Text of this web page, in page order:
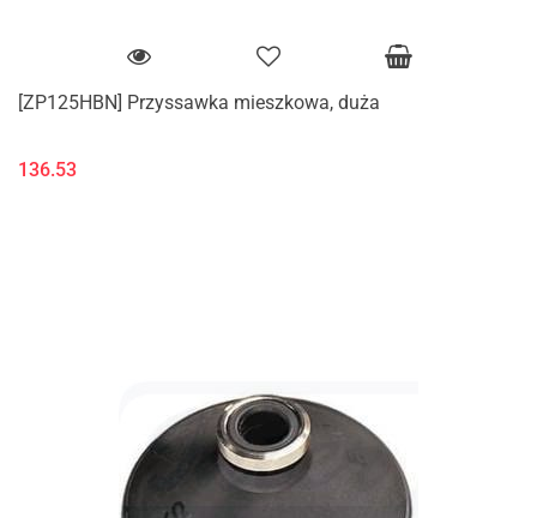
[ZP125HBN] Przyssawka mieszkowa, duża
136.53